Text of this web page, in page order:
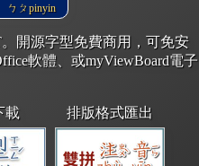
ㄅㄆpinyin
開源字型免費商用，可免安
軟體、或myViewBoard電子
載 排版格式匯出